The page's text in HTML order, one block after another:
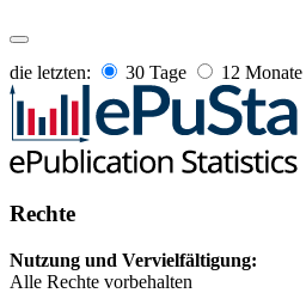
die letzten: 30 Tage 12 Monate
Rechte
Nutzung und Vervielfältigung:
Alle Rechte vorbehalten